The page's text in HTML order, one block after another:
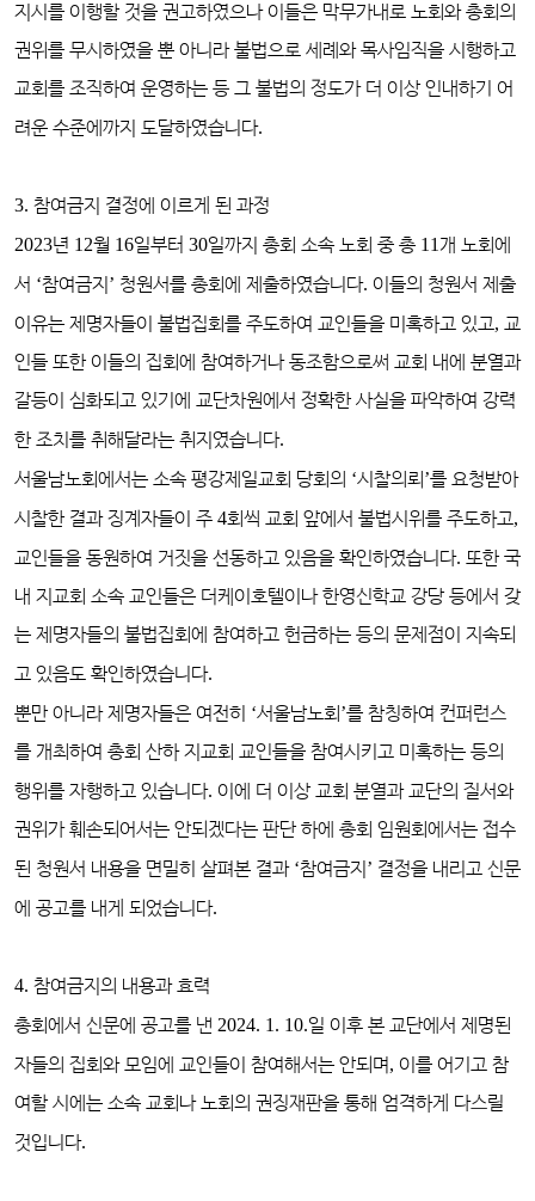
지시를 이행할 것을 권고하였으나 이들은 막무가내로 노회와 총회의
권위를 무시하였을 뿐 아니라 불법으로 세례와 목사임직을 시행하고
교회를 조직하여 운영하는 등 그 불법의 정도가 더 이상 인내하기 어
려운 수준에까지 도달하였습니다.
3. 참여금지 결정에 이르게 된 과정
2023년 12월 16일부터 30일까지 총회 소속 노회 중 총 11 개 노회에
서 ‘참여금지 ’ 청원서를 총회에 제출하였습니다. 이들의 청원서 제출
이유는 제명자들이 불법집회를 주도하여 교인들을 미혹하고 있고, 교
인들 또한 이들의 집회에 참여하거나 동조함으로써 교회 내에 분열과
갈등이 심화되고 있기에 교단차원에서 정확한 사실을 파악하여 강력
한 조치를 취해달라는 취지였습니다.
서울남노회에서는 소속 평강제일교회 당회의 ‘시찰의뢰 ’를 요청받아
시찰한 결과 징계자들이 주 4회씩 교회 앞에서 불법시위를 주도하고,
교인들을 동원하여 거짓을 선동하고 있음을 확인하였습니다. 또한 국
내 지교회 소속 교인들은 더케이호텔이나 한영신학교 강당 등에서 갖
는 제명자들의 불법집회에 참여하고 헌금하는 등의 문제점이 지속되
고 있음도 확인하였습니다.
뿐만 아니라 제명자들은 여전히 ‘서울남노회 ’를 참칭하여 컨퍼런스
를 개최하여 총회 산하 지교회 교인들을 참여시키고 미혹하는 등의
행위를 자행하고 있습니다. 이에 더 이상 교회 분열과 교단의 질서와
권위가 훼손되어서는 안되겠다는 판단 하에 총회 임원회에서는 접수
된 청원서 내용을 면밀히 살펴본 결과 ‘참여금지 ’ 결정을 내리고 신문
에 공고를 내게 되었습니다.
4. 참여금지의 내용과 효력
총회에서 신문에 공고를 낸 2024. 1. 10.일 이후 본 교단에서 제명된
자들의 집회와 모임에 교인들이 참여해서는 안되며, 이를 어기고 참
여할 시에는 소속 교회나 노회의 권징재판을 통해 엄격하게 다스릴
것입니다.